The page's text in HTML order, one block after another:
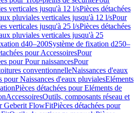
verticales jusqu'à 12 l/sPièces détachées
pluviales verticales jusqu'à 12 l/sPour
verticales jusqu'à 25 l/sPièces détachées
pluviales verticales jusqu'à 25
d40–200Système de fixation d250–
pour AccessoiresPour
pour Pour naissancesPour
conventionnelleNaissances d'eaux
pour Naissances d'eaux pluvialesEléments
Pièces détachées pour Eléments de
AccessoiresOutils, composants réseau et
Geberit FlowFitPièces détachées pour